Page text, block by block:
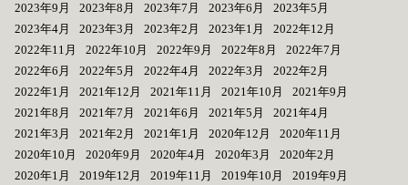
2023年9月
2023年8月 2023年7月 2023年6月
2023年5月
2023年4月
2023年3月 2023年2月 2023年1月
2022年12月
2022年11月
2022年10月 2022年9月 2022年8月
2022年7月
2022年6月
2022年5月 2022年4月 2022年3月
2022年2月
2022年1月
2021年12月 2021年11月 2021年10月
2021年9月
2021年8月
2021年7月 2021年6月 2021年5月
2021年4月
2021年3月
2021年2月 2021年1月 2020年12月
2020年11月
2020年10月
2020年9月 2020年4月 2020年3月
2020年2月
2020年1月
2019年12月 2019年11月 2019年10月
2019年9月